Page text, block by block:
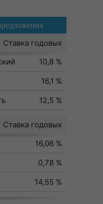
Ставка годовых
10,8 %
16,1 %
12,5 %
Ставка годовых
16,06 %
0,78 %
14,55 %